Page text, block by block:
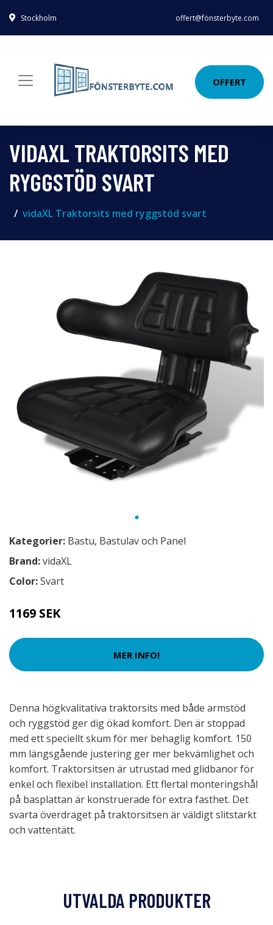
Stockholm offert@fönsterbyte.com
OFFERT
VIDAXL TRAKTORSITS MED
RYGGSTÖD SVART
vidaXL Traktorsits med ryggstöd svart
Kategorier: Bastu, Bastulav och Panel
Brand:vidaXL
Color:Svart
1169 SEK
MER INFO!
Denna högkvalitativa traktorsits med både armstöd
och ryggstöd ger dig ökad komfort. Den är stoppad
med ett speciellt skum för mer behaglig komfort. 150
mm längsgående justering ger mer bekvämlighet och
komfort. Traktorsitsen är utrustad med glidbanor för
enkel och flexibel installation. Ett flertal monteringshål
på basplattan är konstruerade för extra fasthet. Det
svarta överdraget på traktorsitsen är väldigt slitstarkt
och vattentätt.
UTVALDA PRODUKTER